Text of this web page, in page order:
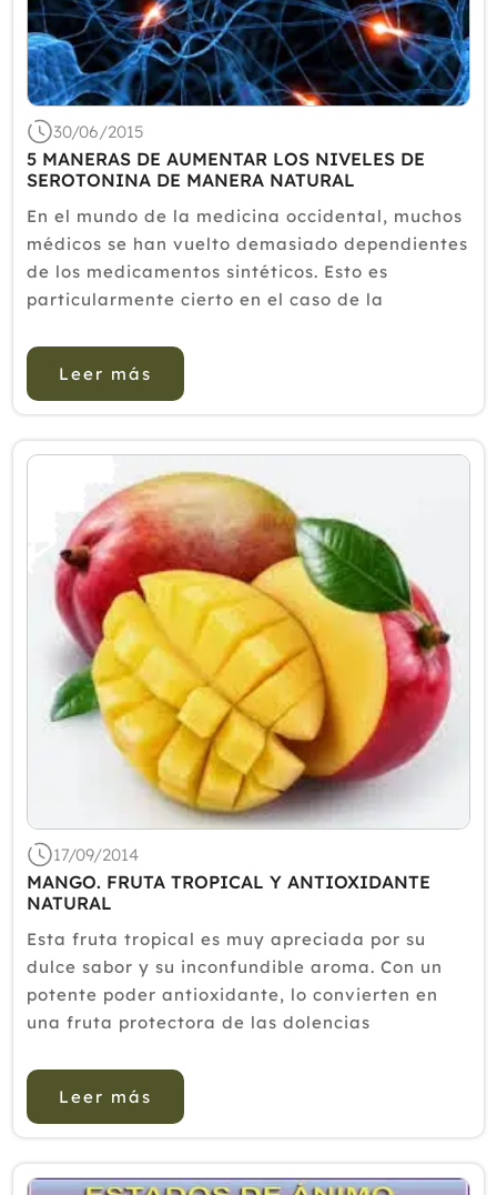
30/06/2015
5 MANERAS DE AUMENTAR LOS NIVELES DE
SEROTONINA DE MANERA NATURAL
En el mundo de la medicina occidental, muchos
médicos se han vuelto demasiado dependientes
de los medicamentos sintéticos. Esto es
particularmente cierto en el caso de la
recetan medicamentos sin siquiera conocer al
paciente y las caus...
Leer más
17/09/2014
MANGO. FRUTA TROPICAL Y ANTIOXIDANTE
NATURAL
Esta fruta tropical es muy apreciada por su
dulce sabor y su inconfundible aroma. Con un
potente poder antioxidante, lo convierten en
una fruta protectora de las dolencias
orígenes.El mango es un árbol originario de la
India (Mangifera i...
Leer más